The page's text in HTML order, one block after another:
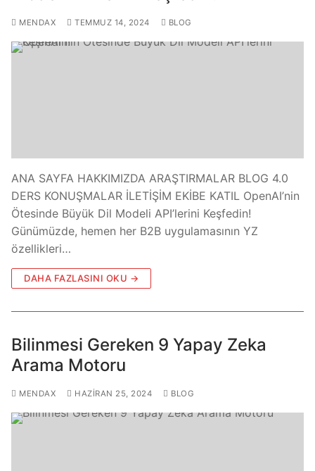
MENDAX TEMMUZ 14, 2024 BLOG
ANA SAYFA HAKKIMIZDA ARAŞTIRMALAR BLOG 4.0
DERS KONUŞMALAR İLETİŞİM EKİBE KATIL OpenAI’nin
Ötesinde Büyük Dil Modeli API’lerini Keşfedin!
Günümüzde, hemen her B2B uygulamasının YZ
özellikleri…
DAHA FAZLASINI OKU →
Bilinmesi Gereken 9 Yapay Zeka
Arama Motoru
MENDAX HAZIRAN 25, 2024 BLOG